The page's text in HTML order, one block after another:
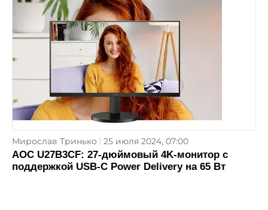
Мирослав Тринько 25 июля 2024, 07:00
AOC U27B3CF: 27-дюймовый 4K-монитор с
поддержкой USB-C Power Delivery на 65 Вт